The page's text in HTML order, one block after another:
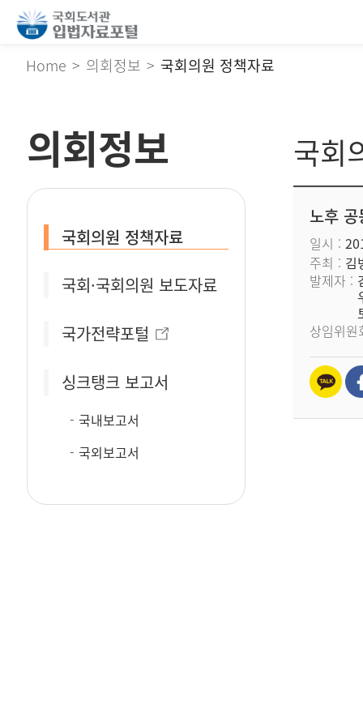
Home 의회정보 국회의원 정책자료
의회정보
국회의원 정책자료
국회·국회의원 보도자료
국가전략포털
싱크탱크 보고서
국내보고서
국외보고서
국회
노후
일시
주최
김
발제자
상임위원